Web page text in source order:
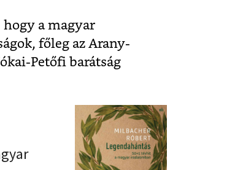
a magyar
főleg az Arany-
Petőfi barátság